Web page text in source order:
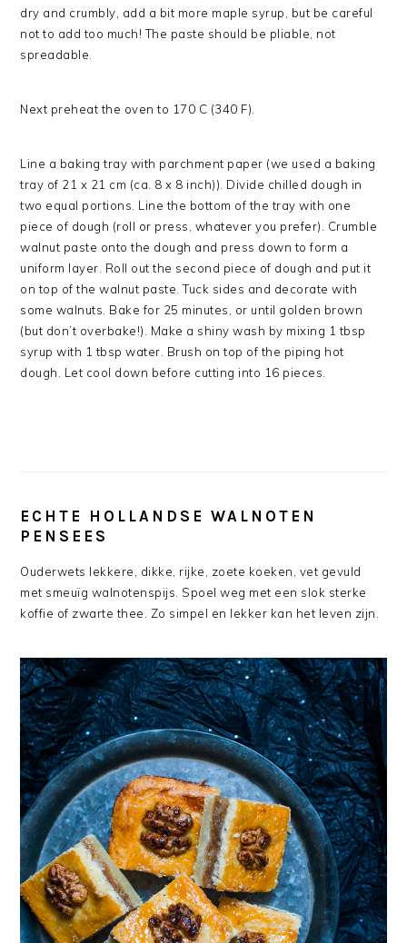
dry and crumbly, add a bit more maple syrup, but be careful
not to add too much! The paste should be pliable, not
spreadable.
Next preheat the oven to 170 C (340 F).
Line a baking tray with parchment paper (we used a baking
tray of 21 x 21 cm (ca. 8 x 8 inch)). Divide chilled dough in
two equal portions. Line the bottom of the tray with one
piece of dough (roll or press, whatever you prefer). Crumble
walnut paste onto the dough and press down to form a
uniform layer. Roll out the second piece of dough and put it
on top of the walnut paste. Tuck sides and decorate with
some walnuts. Bake for 25 minutes, or until golden brown
(but don’t overbake!). Make a shiny wash by mixing 1 tbsp
syrup with 1 tbsp water. Brush on top of the piping hot
dough. Let cool down before cutting into 16 pieces.
ECHTE HOLLANDSE WALNOTEN
PENSEES
Ouderwets lekkere, dikke, rijke, zoete koeken, vet gevuld
met smeuïg walnotenspijs. Spoel weg met een slok sterke
koffie of zwarte thee. Zo simpel en lekker kan het leven zijn.